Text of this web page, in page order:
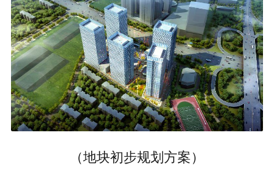
（地块初步规划方案）